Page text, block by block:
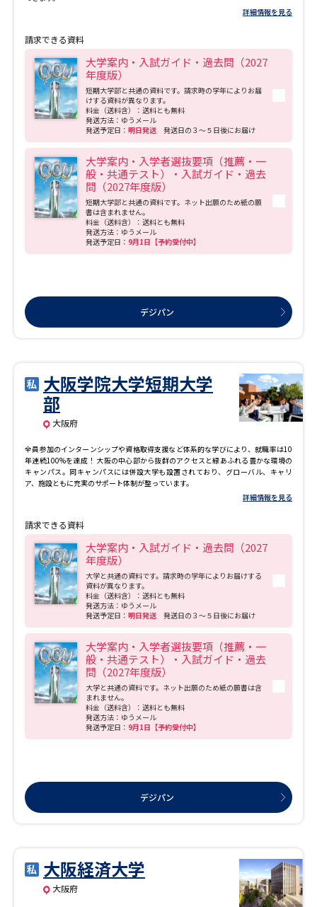
詳細情報を見る
請求できる資料
大学案内・入試ガイド・過去問（2027
年度版）
短期大学部と共通の資料です。請求時の学年によりお届
けする資料が異なります。
料金（送料含）：送料とも無料
発送方法：ゆうメール
発送予定日： 明日発送 発送日の３～５日後にお届け
大学案内・入学者選抜要項（推薦・一
般・共通テスト）・入試ガイド・過去
問（2027年度版）
短期大学部と共通の資料です。ネット出願のため紙の願
書は含まれません。
料金（送料含）：送料とも無料
発送方法：ゆうメール
発送予定日： 9月1日【予約受付中】
デジパン
大阪学院大学短期大学
部
大阪府
全員参加のインターンシップや資格取得支援など体系的な学びにより、就職率は10
年連続100%を達成！ 大阪の中心部から抜群のアクセスと緑あふれる豊かな環境の
キャンパス。同キャンパスには併設大学も設置されており、グローバル、キャリ
ア、施設ともに充実のサポート体制が整っています。
詳細情報を見る
請求できる資料
大学案内・入試ガイド・過去問（2027
年度版）
大学と共通の資料です。請求時の学年によりお届けする
資料が異なります。
料金（送料含）：送料とも無料
発送方法：ゆうメール
発送予定日： 明日発送 発送日の３～５日後にお届け
大学案内・入学者選抜要項（推薦・一
般・共通テスト）・入試ガイド・過去
問（2027年度版）
大学と共通の資料です。ネット出願のため紙の願書は含
まれません。
料金（送料含）：送料とも無料
発送方法：ゆうメール
発送予定日： 9月1日【予約受付中】
デジパン
大阪経済大学
大阪府